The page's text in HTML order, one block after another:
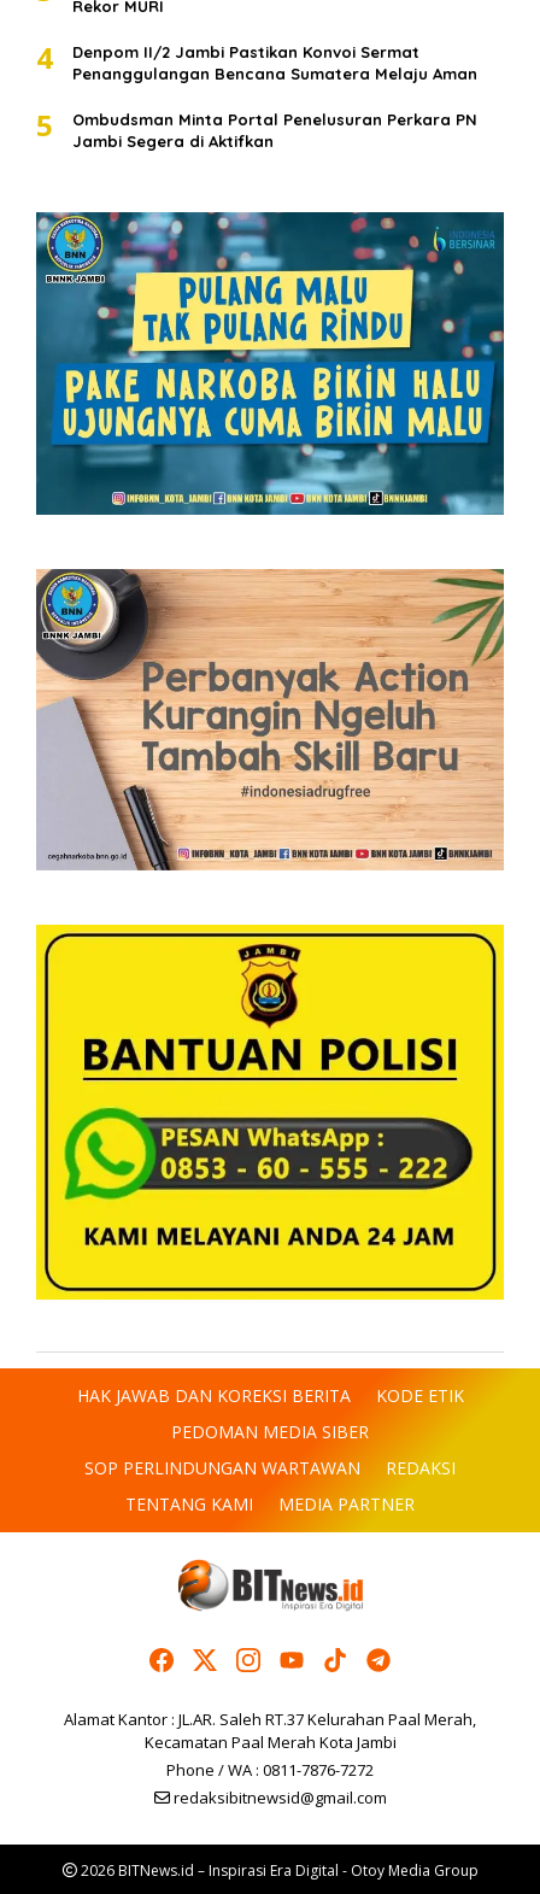
Rekor MURI
4
Denpom II/2 Jambi Pastikan Konvoi Sermat
Penanggulangan Bencana Sumatera Melaju Aman
5
Ombudsman Minta Portal Penelusuran Perkara PN
Jambi Segera di Aktifkan
HAK JAWAB DAN KOREKSI BERITA
KODE ETIK
PEDOMAN MEDIA SIBER
SOP PERLINDUNGAN WARTAWAN
REDAKSI
TENTANG KAMI
MEDIA PARTNER
Alamat Kantor : JL.AR. Saleh RT.37 Kelurahan Paal Merah,
Kecamatan Paal Merah Kota Jambi
Phone / WA : 0811-7876-7272
redaksibitnewsid@gmail.com
2026 BITNews.id – Inspirasi Era Digital - Otoy Media Group